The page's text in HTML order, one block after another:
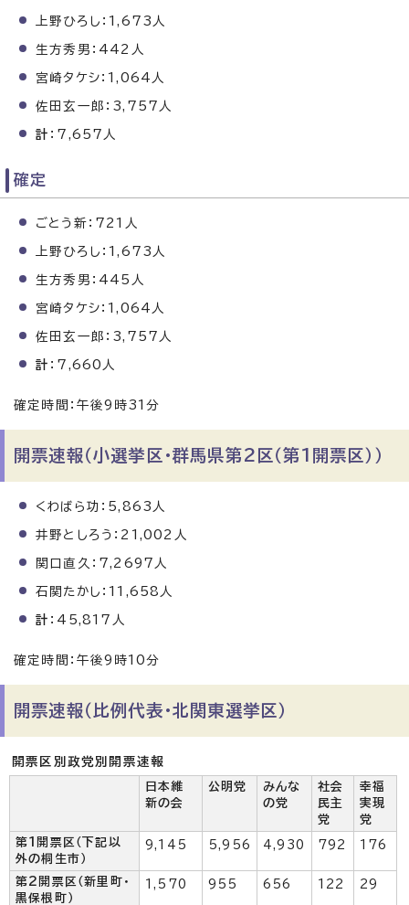
上野ひろし：1,673人
生方秀男：442人
宮崎タケシ：1,064人
佐田玄一郎：3,757人
計 ：7,657人
確定
ごとう新：721人
上野ひろし：1,673人
生方秀男：445人
宮崎タケシ：1,064人
佐田玄一郎：3,757人
計 ：7,660人
確定時間：午後9時31分
開票速報（小選挙区・群馬県第2区（第1開票区））
くわばら功：5,863人
井野としろう：21,002人
関口直久：7,2697人
石関たかし：11,658人
計 ：45,817人
確定時間：午後9時10分
開票速報（比例代表・北関東選挙区）
開票区別政党別開票速報
日本維
新の会
公明党
みんな
の党
社会
民主
党
幸福
実現
党
第1開票区（下記以
外の桐生市）
9,145 5,956 4,930 792 176
第2開票区（新里町・
黒保根町）
1,570 955 656 122 29